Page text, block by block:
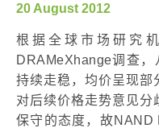
20 August 2012
根据全球市场研究机
DRAMeXhange调查
持续走稳，均价呈现部
对后续价格走势意见分
保守的态度，故NAND